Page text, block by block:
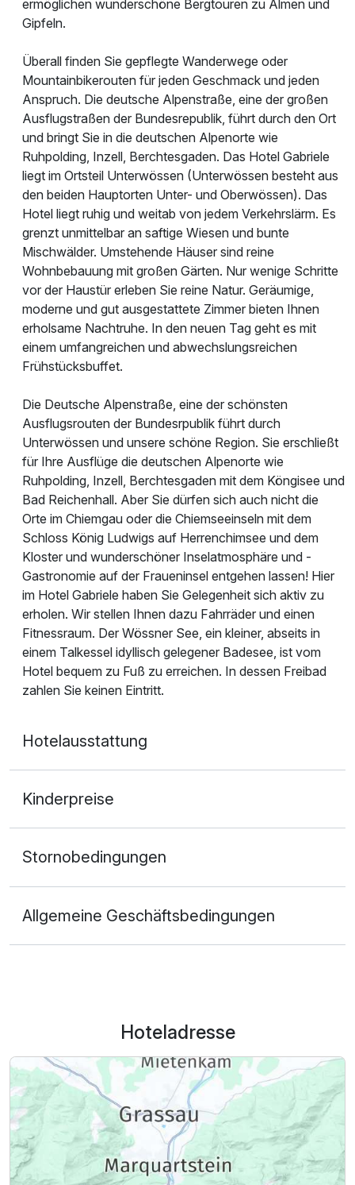
ermöglichen wunderschöne Bergtouren zu Almen und
Gipfeln.
Überall finden Sie gepflegte Wanderwege oder
Mountainbikerouten für jeden Geschmack und jeden
Anspruch. Die deutsche Alpenstraße, eine der großen
Ausflugstraßen der Bundesrepublik, führt durch den Ort
und bringt Sie in die deutschen Alpenorte wie
Ruhpolding, Inzell, Berchtesgaden. Das Hotel Gabriele
liegt im Ortsteil Unterwössen (Unterwössen besteht aus
den beiden Hauptorten Unter- und Oberwössen). Das
Hotel liegt ruhig und weitab von jedem Verkehrslärm. Es
grenzt unmittelbar an saftige Wiesen und bunte
Mischwälder. Umstehende Häuser sind reine
Wohnbebauung mit großen Gärten. Nur wenige Schritte
vor der Haustür erleben Sie reine Natur. Geräumige,
moderne und gut ausgestattete Zimmer bieten Ihnen
erholsame Nachtruhe. In den neuen Tag geht es mit
einem umfangreichen und abwechslungsreichen
Frühstücksbuffet.
Die Deutsche Alpenstraße, eine der schönsten
Ausflugsrouten der Bundesrpublik führt durch
Unterwössen und unsere schöne Region. Sie erschließt
für Ihre Ausflüge die deutschen Alpenorte wie
Ruhpolding, Inzell, Berchtesgaden mit dem Köngisee und
Bad Reichenhall. Aber Sie dürfen sich auch nicht die
Orte im Chiemgau oder die Chiemseeinseln mit dem
Schloss König Ludwigs auf Herrenchimsee und dem
Kloster und wunderschöner Inselatmosphäre und -
Gastronomie auf der Fraueninsel entgehen lassen! Hier
im Hotel Gabriele haben Sie Gelegenheit sich aktiv zu
erholen. Wir stellen Ihnen dazu Fahrräder und einen
Fitnessraum. Der Wössner See, ein kleiner, abseits in
einem Talkessel idyllisch gelegener Badesee, ist vom
Hotel bequem zu Fuß zu erreichen. In dessen Freibad
zahlen Sie keinen Eintritt.
Hotelausstattung
Kinderpreise
Stornobedingungen
Allgemeine Geschäftsbedingungen
Hoteladresse